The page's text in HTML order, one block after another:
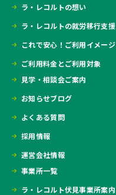
ラ・レコルトの想い
ラ・レコルトの就労移行支援
これで安心！ご利用イメージ
ご利用料金とご利用対象
見学・相談会ご案内
お知らせブログ
よくある質問
採用情報
運営会社情報
事業所一覧
ラ・レコルト伏見事業所案内